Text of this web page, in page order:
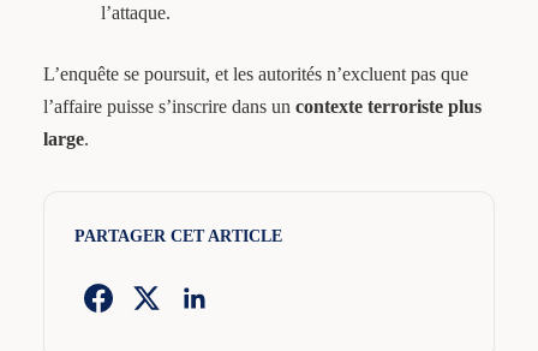
l’attaque.
L’enquête se poursuit, et les autorités n’excluent pas que
l’affaire puisse s’inscrire dans un contexte terroriste plus
large.
PARTAGER CET ARTICLE